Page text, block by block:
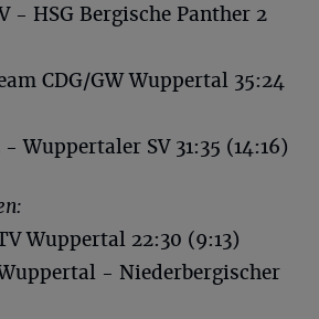
- HSG Bergische Panther 2
CDG/GW Wuppertal 35:24
Wuppertaler SV 31:35 (14:16)
Wuppertal 22:30 (9:13)
- Niederbergischer